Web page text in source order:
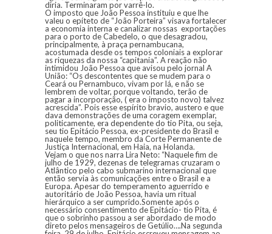
diria. Terminaram por varrê-lo.
O imposto que João Pessoa instituiu e que lhe
valeu o epíteto de “João Porteira” visava fortalecer
a economia interna e canalizar nossas exportações
para o porto de Cabedelo, o que desagradou,
principalmente, à praça pernambucana,
acostumada desde os tempos coloniais a explorar
as riquezas da nossa “capitania”. A reação não
intimidou João Pessoa que avisou pelo jornal A
União: “Os descontentes que se mudem para o
Ceará ou Pernambuco, vivam por lá, e não se
lembrem de voltar, porque voltando, terão de
pagar a incorporação, ( era o imposto novo) talvez
acrescida”. Pois esse espírito bravio, austero e que
dava demonstrações de uma coragem exemplar,
politicamente, era dependente do tio Pita, ou seja,
seu tio Epitácio Pessoa, ex-presidente do Brasil e
naquele tempo, membro da Corte Permanente de
Justiça Internacional, em Haia, na Holanda.
Vejam o que nos narra Lira Neto: “Naquele fim de
julho de 1929, dezenas de telegramas cruzaram o
Atlântico pelo cabo submarino internacional que
então servia às comunicações entre o Brasil e a
Europa. Apesar do temperamento aguerrido e
autoritário de João Pessoa, havia um ritual
hierárquico a ser cumprido.Somente após o
necessário consentimento de Epitácio- tio Pita, é
que o sobrinho passou a ser abordado de modo
direto pelos mensageiros de Getúlio….Na segunda